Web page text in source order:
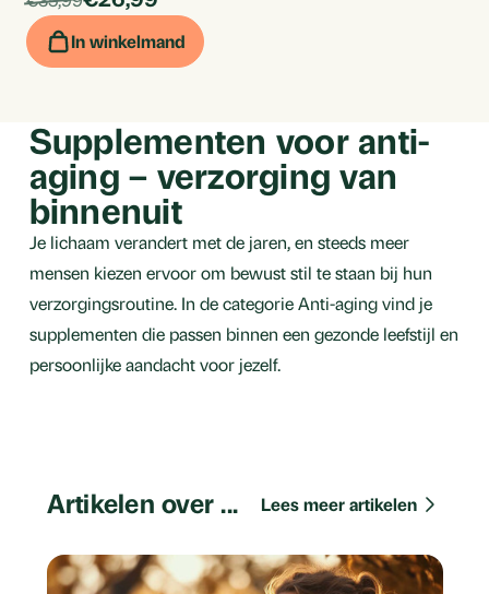
stuk
In winkelmand
Supplementen voor anti-
aging – verzorging van
binnenuit
Je lichaam verandert met de jaren, en steeds meer
mensen kiezen ervoor om bewust stil te staan bij hun
verzorgingsroutine. In de categorie Anti-aging vind je
supplementen die passen binnen een gezonde leefstijl en
persoonlijke aandacht voor jezelf.
Artikelen over ... Lees meer artikelen